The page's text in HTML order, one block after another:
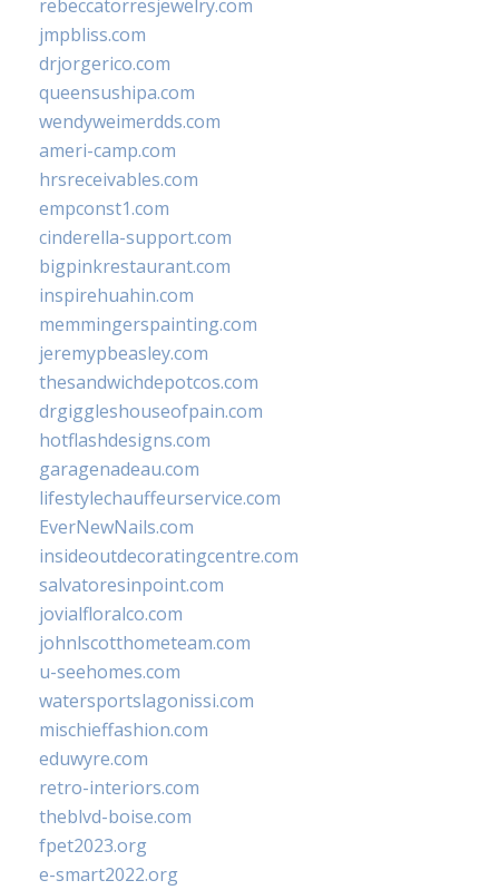
rebeccatorresjewelry.com
jmpbliss.com
drjorgerico.com
queensushipa.com
wendyweimerdds.com
ameri-camp.com
hrsreceivables.com
empconst1.com
cinderella-support.com
bigpinkrestaurant.com
inspirehuahin.com
memmingerspainting.com
jeremypbeasley.com
thesandwichdepotcos.com
drgiggleshouseofpain.com
hotflashdesigns.com
garagenadeau.com
lifestylechauffeurservice.com
EverNewNails.com
insideoutdecoratingcentre.com
salvatoresinpoint.com
jovialfloralco.com
johnlscotthometeam.com
u-seehomes.com
watersportslagonissi.com
mischieffashion.com
eduwyre.com
retro-interiors.com
theblvd-boise.com
fpet2023.org
e-smart2022.org